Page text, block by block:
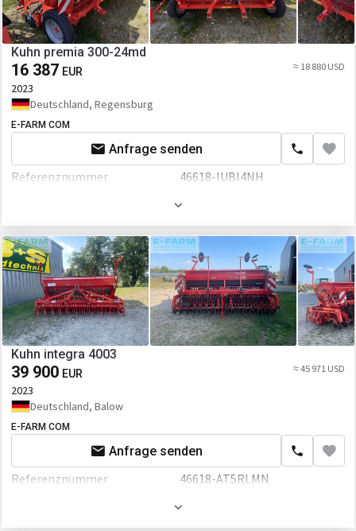
Kuhn premia 300-24md
16 387 EUR ≈ 18 880 USD
2023
Deutschland, Regensburg
E-FARM COM
Anfrage senden
Referenznummer
46618-IUBI4NH
30 mm
Volumen
480 L
Kuhn integra 4003
39 900 EUR ≈ 45 971 USD
2023
Deutschland, Balow
E-FARM COM
Anfrage senden
Referenznummer
46618-AT5RLMN
40 mm